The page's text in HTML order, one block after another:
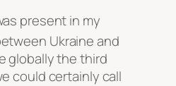
present in my
Ukraine and
globally the third
could certainly call